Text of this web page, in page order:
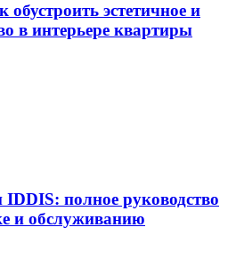
эстетичное и
в интерьере квартиры
IDDIS: полное руководство
и обслуживанию